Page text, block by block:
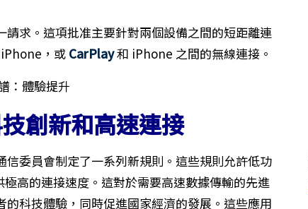
求。這項批准主要針對兩個設備之間的短距離連
，或 CarPlay和 iPhone 之間的無線連接。
創新和高速連接
委員會制定了一系列新規則。這些規則允許低功
高的連接速度。這對於需要高速數據傳輸的先進
科技體驗，同時促進國家經濟的發展。這些應用